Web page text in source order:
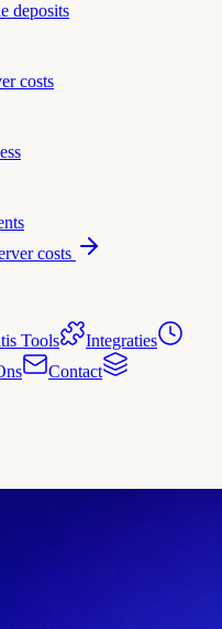
deposits
costs
costs
Tools
Integraties
Contact